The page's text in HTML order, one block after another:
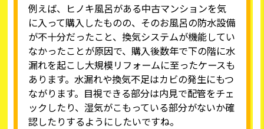
例えば、ヒノキ風呂がある中古マンションを気
に入って購入したものの、そのお風呂の防水設備
が不十分だったこと、換気システムが機能してい
なかったことが原因で、購入後数年で下の階に水
漏れを起こし大規模リフォームに至ったケースも
あります。水漏れや換気不足はカビの発生にもつ
ながります。目視できる部分は内見で配管をチェ
ックしたり、湿気がこもっている部分がないか確
認したりするようにしたいですね。